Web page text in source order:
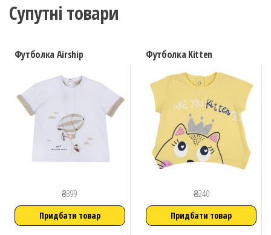
Супутні товари
Футболка Airship
₴399
Придбати товар
Футболка Kitten
₴240
Придбати товар